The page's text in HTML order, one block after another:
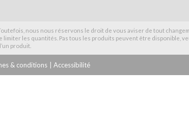
nous nous réservons le droit de vous aviser de tout
les quantités. Pas tous les produits peuvent être disponible,
produit.
& conditions Accessibilité